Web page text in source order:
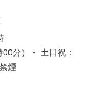
分）・ 土日祝：
煙